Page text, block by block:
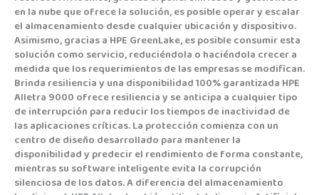
en la nube que ofrece la solución, es posible operar y escalar
el almacenamiento desde cualquier ubicación y dispositivo.
Asimismo, gracias a HPE GreenLake, es posible consumir esta
solución como servicio, reduciéndola o haciéndola crecer a
medida que los requerimientos de las empresas se modifican.
Brinda resiliencia y una disponibilidad 100% garantizada HPE
Alletra 9000 ofrece resiliencia y se anticipa a cualquier tipo
de interrupción para reducir los tiempos de inactividad de
las aplicaciones críticas. La protección comienza con un
centro de diseño desarrollado para mantener la
disponibilidad y predecir el rendimiento de forma constante,
mientras su software inteligente evita la corrupción
silenciosa de los datos. A diferencia del almacenamiento